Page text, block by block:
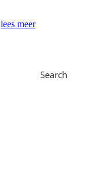
lees meer
Search